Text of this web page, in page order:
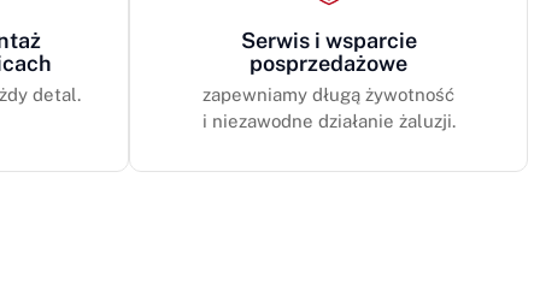
detal.
Serwis i wsparcie
posprzedażowe
zapewniamy długą żywotność
i niezawodne działanie żaluzji.